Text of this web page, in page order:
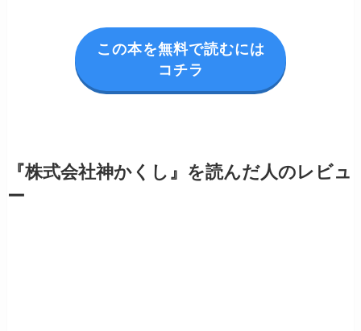
この本を無料で読むには
コチラ
『株式会社神かくし』を読んだ人のレビュ
ー